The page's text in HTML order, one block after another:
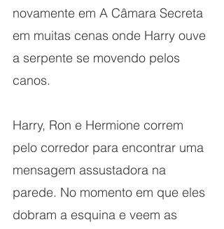
novamente em A Câmara Secreta
em muitas cenas onde Harry ouve
a serpente se movendo pelos
canos.
Harry, Ron e Hermione correm
pelo corredor para encontrar uma
mensagem assustadora na
parede. No momento em que eles
dobram a esquina e veem as